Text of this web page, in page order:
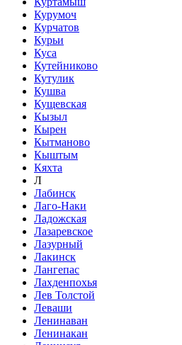
Курумоч
Курчатов
Курьи
Куса
Кутейниково
Кутулик
Кушва
Кущевская
Кызыл
Кырен
Кытманово
Кыштым
Кяхта
Л
Лабинск
Лаго-Наки
Ладожская
Лазаревское
Лазурный
Лакинск
Лангепас
Лахденпохья
Лев Толстой
Леваши
Ленинаван
Ленинакан